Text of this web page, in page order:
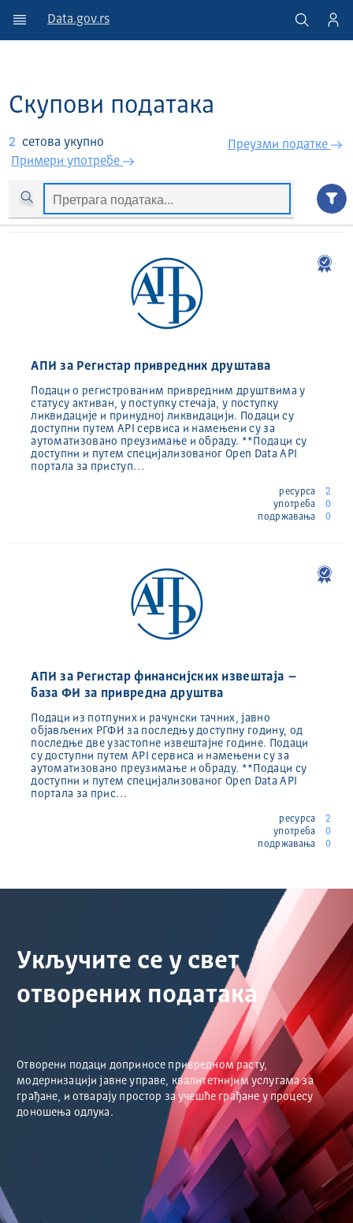
Data.gov.rs
Скупови података
2 сетова укупно
Примери употребе
Преузми податкe
АПИ за Регистар привредних друштава
Подаци о регистрованим привредним друштвима у
статусу активан, у поступку стечаја, у поступку
ликвидације и принудној ликвидацији. Подаци су
доступни путем API сервиса и намењени су за
аутоматизовано преузимање и обраду. **Подаци су
доступни и путем специјализованог Open Data API
портала за приступ…
ресурса
2
употреба
0
подржавања
0
АПИ за Регистар финансијских извештаја –
база ФИ за привредна друштва
Подаци из потпуних и рачунски тачних, јавно
објављених РГФИ за последњу доступну годину, од
последње две узастопне извештајне године. Подаци
су доступни путем API сервиса и намењени су за
аутоматизовано преузимање и обраду. **Подаци су
доступни и путем специјализованог Open Data API
портала за прис…
ресурса
2
употреба
0
подржавања
0
Укључите се у свет
отворених података
Отворени подаци доприносе привредном расту,
модернизацији јавне управе, квалитетнијим услугама за
грађане, и отварају простор за учешће грађане у процесу
доношења одлука.